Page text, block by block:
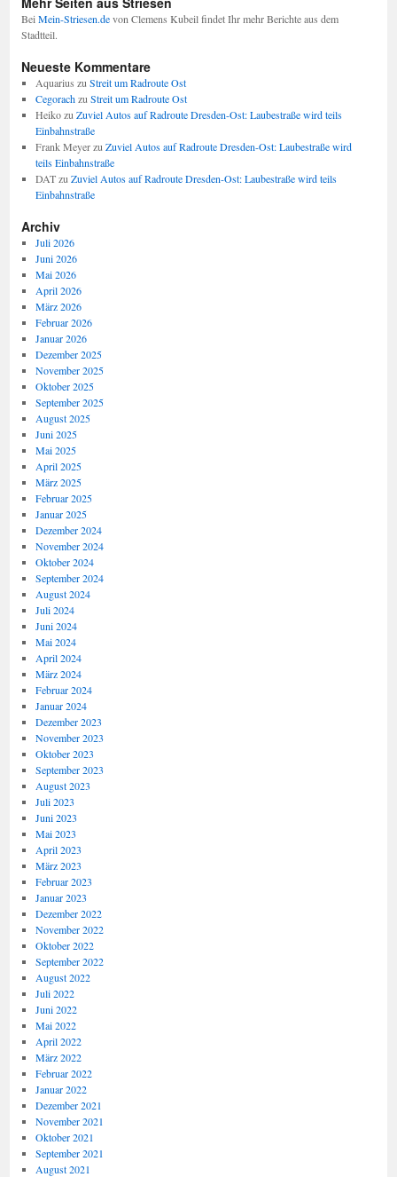
Bei Mein-Striesen.devon Clemens Kubeil findet Ihr mehr Berichte aus dem
Stadtteil.
Neueste Kommentare
Aquarius zu Streit um Radroute Ost
Cegorachzu Streit um Radroute Ost
Heikozu Zuviel Autos auf Radroute Dresden-Ost: Laubestraße wird teils
Einbahnstraße
Frank Meyerzu Zuviel Autos auf Radroute Dresden-Ost: Laubestraße wird
teils Einbahnstraße
DATzu Zuviel Autos auf Radroute Dresden-Ost: Laubestraße wird teils
Einbahnstraße
Archiv
Juli 2026
Juni 2026
Mai 2026
April 2026
März 2026
Februar 2026
Januar 2026
Dezember 2025
November 2025
Oktober 2025
September 2025
August 2025
Juni 2025
Mai 2025
April 2025
März 2025
Februar 2025
Januar 2025
Dezember 2024
November 2024
Oktober 2024
September 2024
August 2024
Juli 2024
Juni 2024
Mai 2024
April 2024
März 2024
Februar 2024
Januar 2024
Dezember 2023
November 2023
Oktober 2023
September 2023
August 2023
Juli 2023
Juni 2023
Mai 2023
April 2023
März 2023
Februar 2023
Januar 2023
Dezember 2022
November 2022
Oktober 2022
September 2022
August 2022
Juli 2022
Juni 2022
Mai 2022
April 2022
März 2022
Februar 2022
Januar 2022
Dezember 2021
November 2021
Oktober 2021
September 2021
August 2021